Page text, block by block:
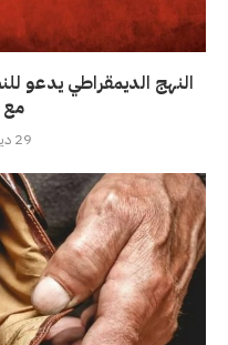
النهج الديمقراطي يدعو
مع
29 ديسمبر، 2020